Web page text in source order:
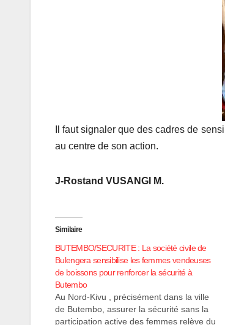
Il faut signaler que des cadres de
au centre de son action.
J-Rostand VUSANGI M.
Similaire
BUTEMBO/SECURITE : La société civile de
Bulengera sensibilise les femmes vendeuses
de boissons pour renforcer la sécurité à
Butembo
Au Nord-Kivu , précisément dans la ville
de Butembo, assurer la sécurité sans la
participation active des femmes relève du